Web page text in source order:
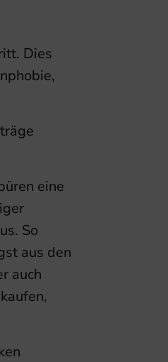
Dies
eine
So
aus den
auch